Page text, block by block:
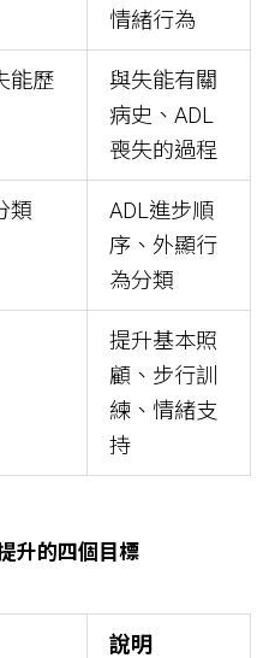
情緒行為
能歷
與失能有關
病史、ADL
喪失的過程
類
ADL進步順
序、外顯行
為分類
提升基本照
顧、步行訓
練、情緒支
持
升的四個目標
說明